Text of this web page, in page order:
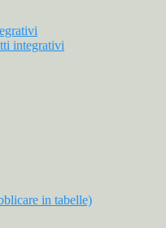
integrativi
in tabelle)